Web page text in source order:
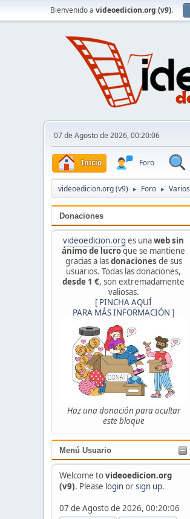
Bienvenido a videoedicion.org (v9).
07 de Agosto de 2026, 00:20:06
Inicio Foro
videoedicion.org (v9) ► Foro ► Varios
Donaciones
videoedicion.org es unaweb sin
ánimo de lucroque se mantiene
gracias a lasdonaciones de sus
usuarios. Todas las donaciones,
desde 1 €, son extremadamente
valiosas.
[ PINCHA AQUÍ
PARA MÁS INFORMACIÓN ]
Haz una donación para ocultar
este bloque
Menú Usuario
Welcome tovideoedicion.org
(v9). Please loginorsign up.
07 de Agosto de 2026, 00:20:06